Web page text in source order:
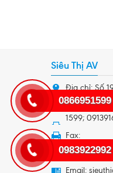
Siêu Thị AV
Địa chỉ: Số
Điện thoại:
1599;
Fax:
Giờ làm
Email:
0983922992
0866951599